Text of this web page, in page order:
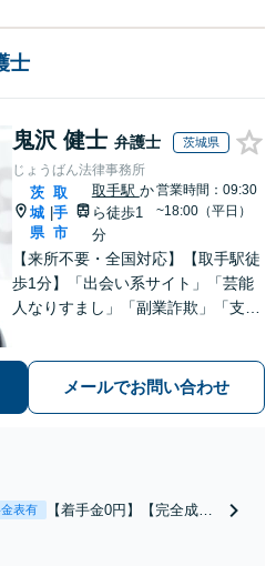
士
鬼沢 健士 弁護士 茨城県
じょうばん法律事務所
茨
城
県
|
取
手
市
取手駅 か
ら徒歩1
分
営業時間：09:30
~18:00（平日）
【来所不要・全国対応】【取手駅徒
歩1分】「出会い系サイト」「芸能
人なりすまし」「副業詐欺」「支援
は不当解雇・雇い止め・残業代未払
いの相談【完全成功報酬制】【相談
メールでお問い合わせ
表有
【着手金0円】【完全成功